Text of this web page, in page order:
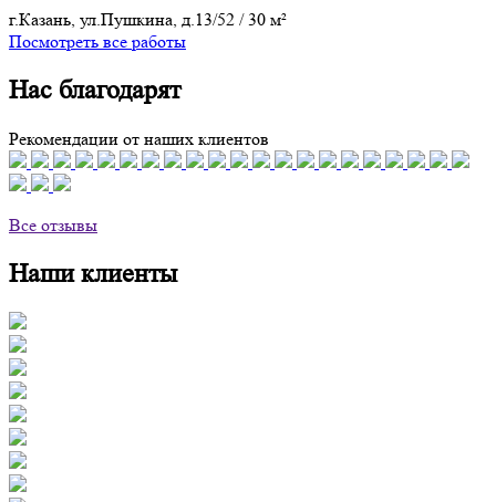
г.Казань, ул.Пушкина, д.13/52 /30 м²
Посмотреть все работы
Нас благодарят
Рекомендации от наших клиентов
Все отзывы
Наши клиенты